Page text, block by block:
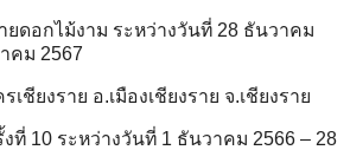
ยดอกไม้งาม ระหว่างวันที่ 28 ธันวาคม
คม 2567
ชียงราย อ.เมืองเชียงราย จ.เชียงราย
ที่ 10 ระหว่างวันที่ 1 ธันวาคม 2566 – 28